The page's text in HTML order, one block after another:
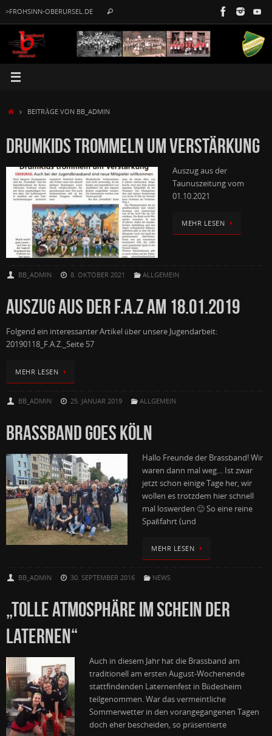
springen
>FROHSINN-OBERURSEL.DE Suchen
STARTBEITRÄGE VON BB_ADMIN
DRUMKIDS TROMMELN UM VERSTÄRKUNG
Auszug aus der
Taunuszeitung vom
01.10.2021
MEHR LESEN
BB_ADMIN 8. OKTOBER 2021 ALLGEMEIN
AUSZUG AUS DER F.A.Z AM 18.01.2019
Folgend ein interessanter Artikel über unsere Jugendarbeit:
20190118_F.A.Z._Seite 57
MEHR LESEN
BB_ADMIN 25. JANUAR 2019 ALLGEMEIN
BRASSBAND GOES KÖLN
Hallo Freunde der Brassband! Wir
waren dann mal weg… Ist zwar
jetzt schon einige Tage her, wir
wollen es trotzdem hier schnell
mal loswerden 🙂 So eine reine
Spaßfahrt (und
MEHR LESEN
BB_ADMIN 30. SEPTEMBER 2016 NEWS
„TOLLE ATMOSPHÄRE IM SCHEIN DER
LATERNEN“
Auch in diesem Jahr hat die Brassband am
traditionell am ersten August-Wochenende
stattfindenden Laternenfest in Büdesheim
teilgenommen. War das vermeintliche
Sommerwetter in den vorangegangenen Tagen
doch eher bescheiden, so präsentierte